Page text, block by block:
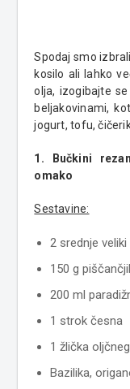
Spodaj smo
kosilo ali lahko
olja, izogibajte
beljakovinami,
jogurt, tofu,
1. Bučkini
omako
Sestavine:
2 srednje veliki
150 g
200 ml
1 strok česna
1 žlička
Bazilika,